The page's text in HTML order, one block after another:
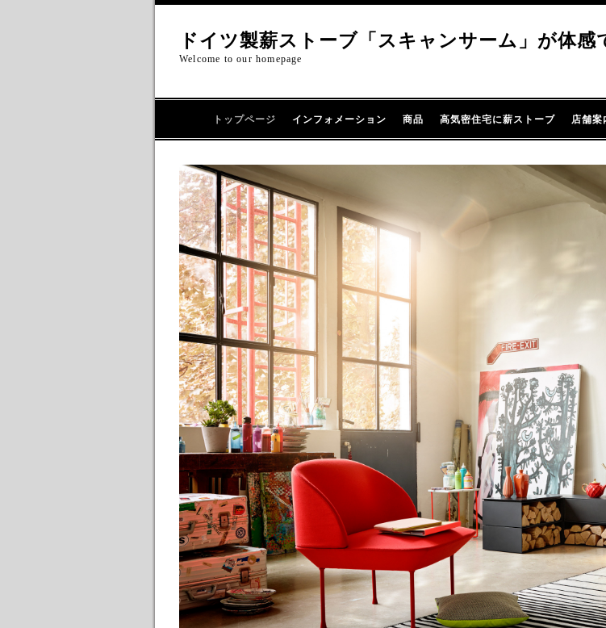
ドイツ製薪ストーブ「スキャンサーム」が体感
Welcome to our homepage
トップページ インフォメーション 商品 高気密住宅に薪ストーブ 店舗案